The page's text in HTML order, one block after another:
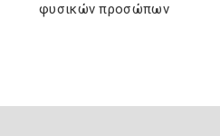
φυσικών προσώπων